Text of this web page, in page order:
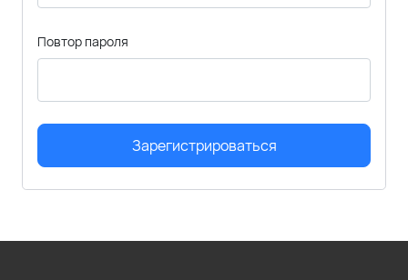
Повтор пароля
Зарегистрироваться